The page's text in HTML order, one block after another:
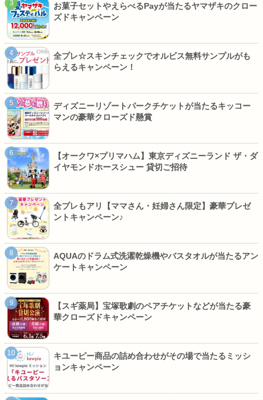
お菓子セットやえらべるPayが当たるヤマザキのクロー
ズドキャンペーン
全プレ☆スキンチェックでオルビス無料サンプルがも
らえるキャンペーン！
ディズニーリゾートパークチケットが当たるキッコー
マンの豪華クローズド懸賞
【オークワ×プリマハム】東京ディズニーランド ザ・ダ
イヤモンドホースシュー 貸切ご招待
全プレもアリ【ママさん・妊婦さん限定】豪華プレゼ
ントキャンペーン♪
AQUAのドラム式洗濯乾燥機やバスタオルが当たるアン
ケートキャンペーン
【スギ薬局】宝塚歌劇のペアチケットなどが当たる豪
華クローズドキャンペーン
キユーピー商品の詰め合わせがその場で当たるミッシ
ョンキャンペーン